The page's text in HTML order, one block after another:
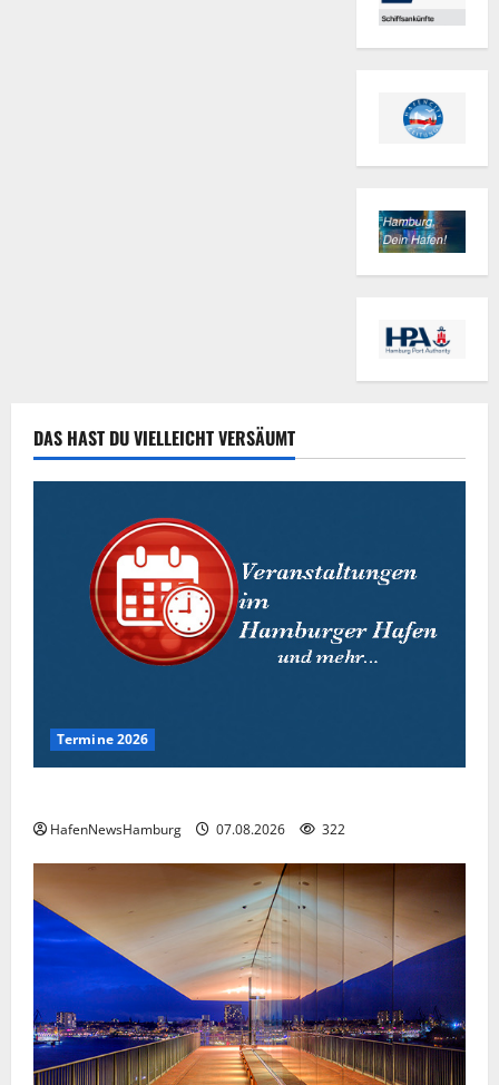
DAS HAST DU VIELLEICHT VERSÄUMT
Termine 2026
HafenNewsHamburg 07.08.2026 322